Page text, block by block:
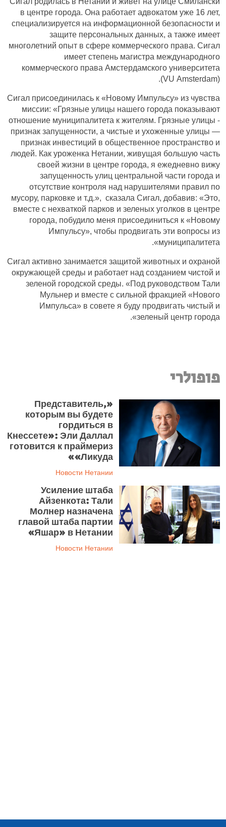
в центре города. Она работает адвокатом уже 16 лет,
специализируется на информационной безопасности и
защите персональных данных, а также имеет
многолетний опыт в сфере коммерческого права. Сигал
имеет степень магистра международного
коммерческого права Амстердамского университета
(VU Amsterdam).
Сигал присоединилась к «Новому Импульсу» из чувства
миссии: «Грязные улицы нашего города показывают
отношение муниципалитета к жителям. Грязные улицы -
признак запущенности, а чистые и ухоженные улицы —
признак инвестиций в общественное пространство и
людей. Как уроженка Нетании, живущая большую часть
своей жизни в центре города, я ежедневно вижу
запущенность улиц центральной части города и
отсутствие контроля над нарушителями правил по
мусору, парковке и т.д.», сказала Сигал, добавив: «Это,
вместе с нехваткой парков и зеленых уголков в центре
города, побудило меня присоединиться к «Новому
Импульсу», чтобы продвигать эти вопросы из
муниципалитета».
Сигал активно занимается защитой животных и охраной
окружающей среды и работает над созданием чистой и
зеленой городской среды. «Под руководством Тали
Мульнер и вместе с сильной фракцией «Нового
Импульса» в совете я буду продвигать чистый и
зеленый центр города».
פופולרי
«Представитель,
которым вы будете
гордиться в
Кнессете»: Эли Даллал
готовится к праймериз
«Ликуда»
Новости Нетании
Усиление штаба
Айзенкота: Тали
Молнер назначена
главой штаба партии
«Яшар» в Нетании
Новости Нетании